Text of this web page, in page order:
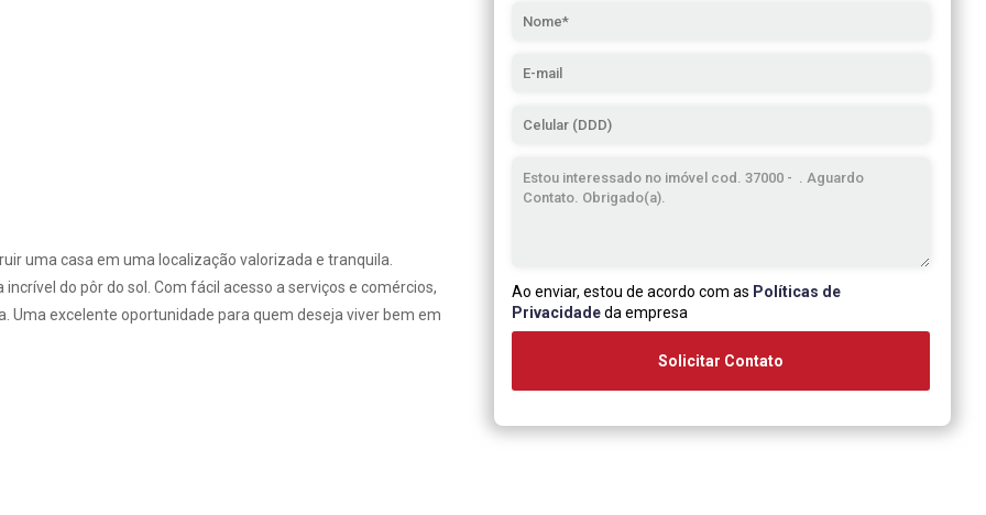
uma casa em uma localização valorizada e tranquila.
do pôr do sol. Com fácil acesso a serviços e comércios,
Uma excelente oportunidade para quem deseja viver bem em
Ao enviar, estou de acordo com as Políticas de
Privacidadeda empresa
Solicitar Contato